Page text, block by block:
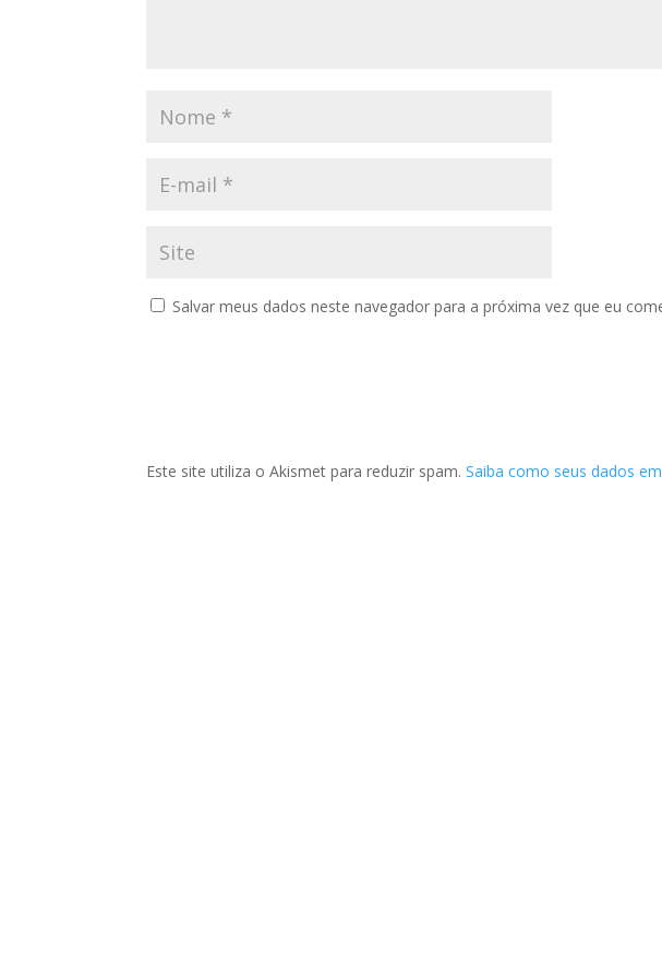
Salvar meus dados neste navegador para a próxima vez que eu
Este site utiliza o Akismet para reduzir spam.Saiba como seus dados